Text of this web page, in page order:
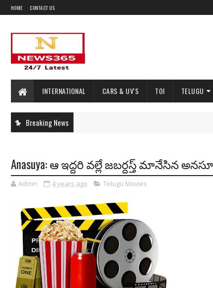
HOME CONTACT US
INTERNATIONAL CARS & UV'S TOI TELUGU
Breaking News
Anasuya: ఆ ఇద్దరి వల్లే జబర్దస్త్ మానేసిన
Admin 4 years ago Telugu Movies